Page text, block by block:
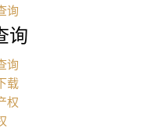
询
询
询
载
权